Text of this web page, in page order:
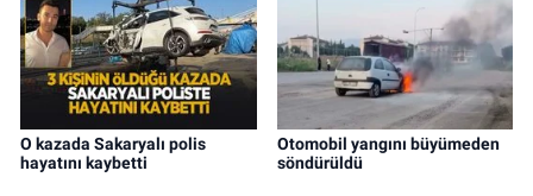
O kazada Sakaryalı polis
hayatını kaybetti
Otomobil yangını büyümeden
söndürüldü